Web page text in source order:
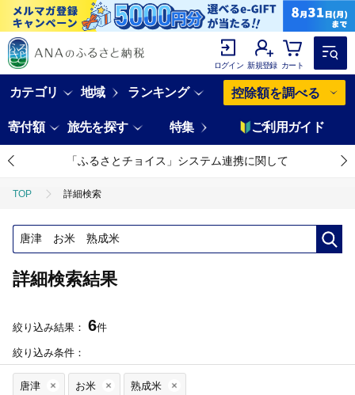
ログイン 新規登録 カート
カテゴリ 地域 ランキング 控除額を調べる
寄付額 旅先を探す 特集 ご利用ガイド
「ふるさとチョイス」システム連携に関して
TOP 詳細検索
詳細検索結果
絞り込み結果： 6件
絞り込み条件：
唐津 お米 熟成米